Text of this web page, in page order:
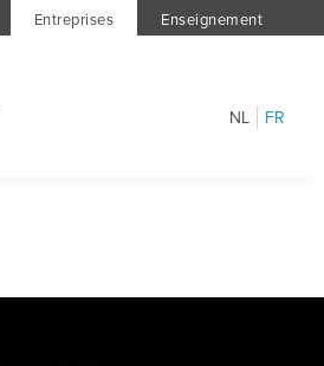
Entreprises Enseignement
NL FR